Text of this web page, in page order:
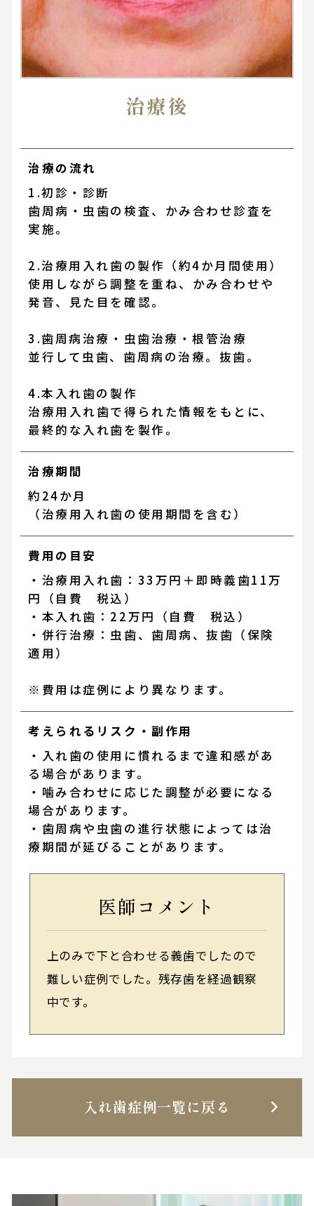
治療後
治療の流れ
1.初診・診断
歯周病・虫歯の検査、かみ合わせ診査を
実施。
2.治療用入れ歯の製作（約4か月間使用）
使用しながら調整を重ね、かみ合わせや
発音、見た目を確認。
3.歯周病治療・虫歯治療・根管治療
並行して虫歯、歯周病の治療。抜歯。
4.本入れ歯の製作
治療用入れ歯で得られた情報をもとに、
最終的な入れ歯を製作。
治療期間
約24か月
（治療用入れ歯の使用期間を含む）
費用の目安
・治療用入れ歯：33万円＋即時義歯11万
円（自費 税込）
・本入れ歯：22万円（自費 税込）
・併行治療：虫歯、歯周病、抜歯（保険
適用）
※費用は症例により異なります。
考えられるリスク・副作用
・入れ歯の使用に慣れるまで違和感があ
る場合があります。
・噛み合わせに応じた調整が必要になる
場合があります。
・歯周病や虫歯の進行状態によっては治
療期間が延びることがあります。
医師コメント
上のみで下と合わせる義歯でしたので
難しい症例でした。残存歯を経過観察
中です。
入れ歯症例一覧に戻る